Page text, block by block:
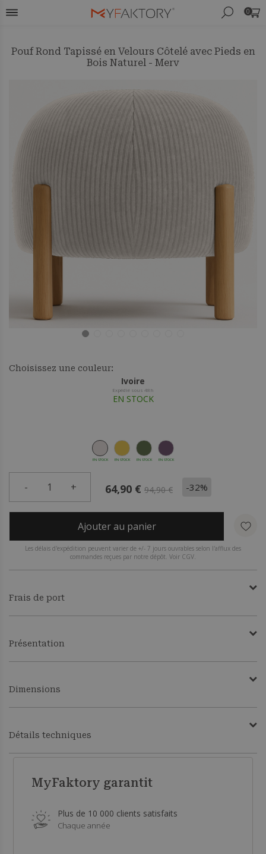
0
Pouf Rond Tapissé en Velours Côtelé avec Pieds en
Bois Naturel - Merv
Choisissez une couleur:
Ivoire
Expédié sous 48h
EN STOCK
EN STOCK EN STOCK EN STOCK EN STOCK
- 1 + 64,90 € 94,90 € -32%
Ajouter au panier
Les délais d'expédition peuvent varier de +/- 7 jours ouvrables selon l'afflux des
commandes reçues par notre dépôt. Voir CGV.
Frais de port
Présentation
Dimensions
Détails techniques
MyFaktory garantit
Plus de 10 000 clients satisfaits
Chaque année